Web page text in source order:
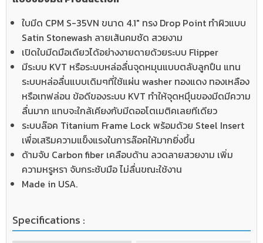
ใบมีด CPM S-35VN ขนาด 4.1" ทรง Drop Point ทำผิวแบบ
Satin Stonewash ลายเส้นคมชัด สวยงาม
เปิดใบมีดมือเดียวได้อย่างงายดายด้วยระบบ Flipper
มีระบบ KVT หรือระบบหล่อลื่นจุดหมุนแบบตลับลูกปืน แทน
ระบบหล่อลื่นแบบเดิมๆที่ใช้แผ่น washer ทองแดง ทองเหลือง
หรือเทฟล่อน ข้อดีของระบบ KVT ทำให้จุดหมุึนของมีดมีความ
ลื่นมาก แทบจะใกล้เคียงกับมีดออโตเมติคเลยทีเดียว
ระบบล๊อค Titanium Frame Lock พร้อมด้วย Steel Insert
เพื่อเสริมความแข็งแรงในการล๊อคให้มากยิ่งขึ้น
ด้ามจับ Carbon fiber เคลือบด้าน ลวดลายสวยงาม เพิ่ม
ความหรูหรา จับกระชับมือ ไม่ลื่นขณะใช้งาน
Made in USA.
Specifications :